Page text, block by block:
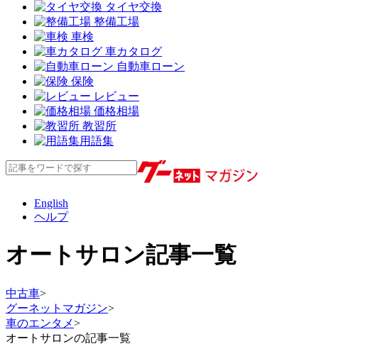
タイヤ交換
整備工場
車検
車カタログ
自動車ローン
保険
レビュー
価格相場
教習所
用語集
English
ヘルプ
オートサロン記事一覧
中古車>
グーネットマガジン>
車のエンタメ>
オートサロンの記事一覧